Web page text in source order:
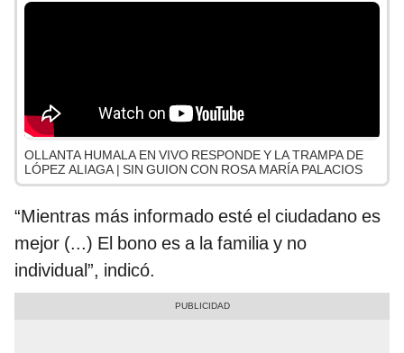
OLLANTA HUMALA EN VIVO RESPONDE Y LA TRAMPA DE
LÓPEZ ALIAGA | SIN GUION CON ROSA MARÍA PALACIOS
“Mientras más informado esté el ciudadano es
mejor (...) El bono es a la familia y no
individual”, indicó.